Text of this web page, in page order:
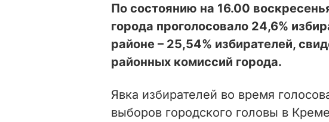
По состоянию на 16.00
города проголосовало 24,6%
районе – 25,54% избирателей,
районных комиссий города.
Явка избирателей во время
выборов городского головы в